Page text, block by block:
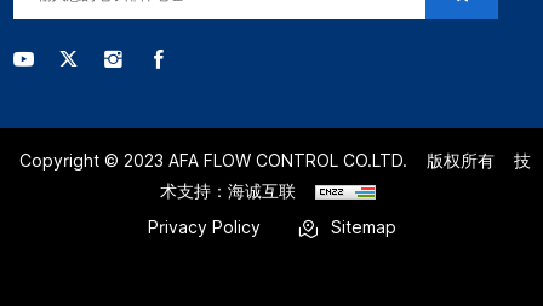
Copyright © 2023 AFA FLOW CONTROL CO.LTD. 版权所有
技
术支持：海诚互联
Privacy Policy
Sitemap